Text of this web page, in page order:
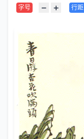
字号 − + 行距